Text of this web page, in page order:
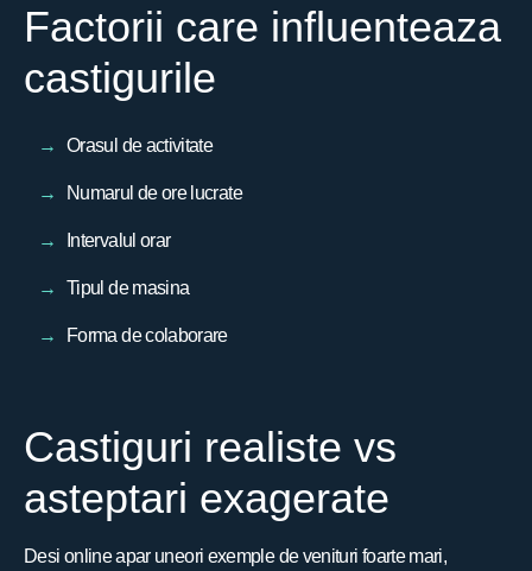
Factorii care influenteaza
castigurile
Orasul de activitate
Numarul de ore lucrate
Intervalul orar
Tipul de masina
Forma de colaborare
Castiguri realiste vs
asteptari exagerate
Desi online apar uneori exemple de venituri foarte mari,